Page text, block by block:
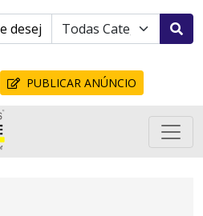
PUBLICAR ANÚNCIO